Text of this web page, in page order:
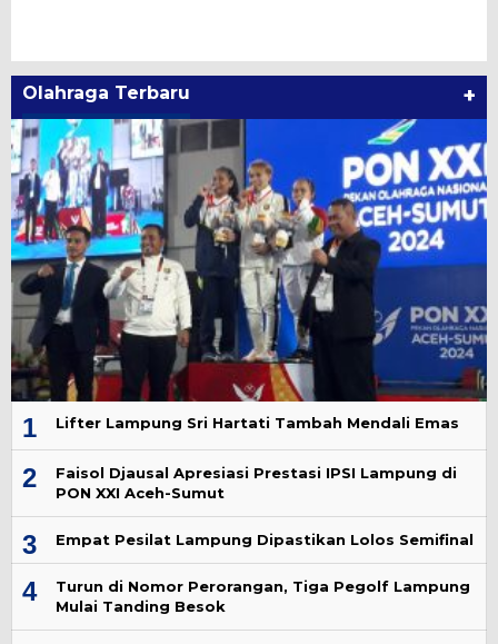
Olahraga Terbaru +
1 Lifter Lampung Sri Hartati Tambah Mendali Emas
2
Faisol Djausal Apresiasi Prestasi IPSI Lampung di
PON XXI Aceh-Sumut
3 Empat Pesilat Lampung Dipastikan Lolos Semifinal
4
Turun di Nomor Perorangan, Tiga Pegolf Lampung
Mulai Tanding Besok